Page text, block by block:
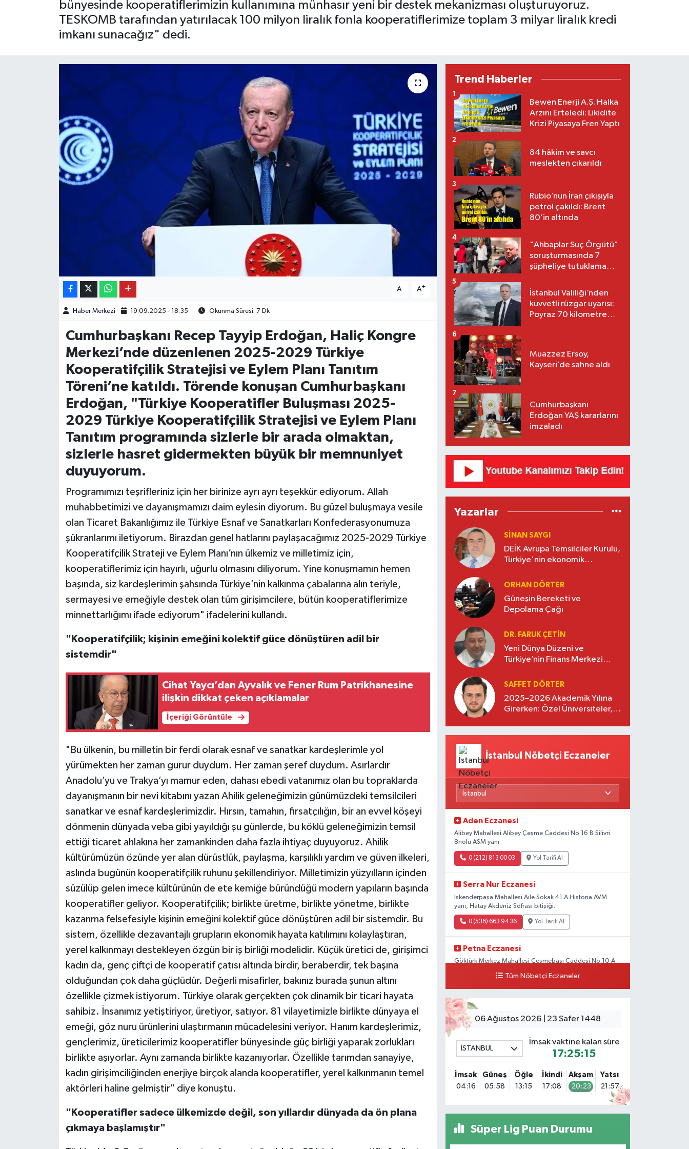
bünyesinde kooperatiflerimizin kullanımına münhasır yeni bir destek mekanizması oluşturuyoruz.
TESKOMB tarafından yatırılacak 100 milyon liralık fonla kooperatiflerimize toplam 3 milyar liralık kredi
imkanı sunacağız" dedi.
A- A+
Haber Merkezi 19.09.2025 - 18:35 Okunma Süresi: 7 Dk
Cumhurbaşkanı Recep Tayyip Erdoğan, Haliç Kongre
Merkezi’nde düzenlenen 2025-2029 Türkiye
Kooperatifçilik Stratejisi ve Eylem Planı Tanıtım
Töreni’ne katıldı. Törende konuşan Cumhurbaşkanı
Erdoğan, "Türkiye Kooperatifler Buluşması 2025-
2029 Türkiye Kooperatifçilik Stratejisi ve Eylem Planı
Tanıtım programında sizlerle bir arada olmaktan,
sizlerle hasret gidermekten büyük bir memnuniyet
duyuyorum.
Programımızı teşrifleriniz için her birinize ayrı ayrı teşekkür ediyorum. Allah
muhabbetimizi ve dayanışmamızı daim eylesin diyorum. Bu güzel buluşmaya vesile
olan Ticaret Bakanlığımız ile Türkiye Esnaf ve Sanatkarları Konfederasyonumuza
şükranlarımı iletiyorum. Birazdan genel hatlarını paylaşacağımız 2025-2029 Türkiye
Kooperatifçilik Strateji ve Eylem Planı’nın ülkemiz ve milletimiz için,
kooperatiflerimiz için hayırlı, uğurlu olmasını diliyorum. Yine konuşmamın hemen
başında, siz kardeşlerimin şahsında Türkiye’nin kalkınma çabalarına alın teriyle,
sermayesi ve emeğiyle destek olan tüm girişimcilere, bütün kooperatiflerimize
minnettarlığımı ifade ediyorum" ifadelerini kullandı.
"Kooperatifçilik; kişinin emeğini kolektif güce dönüştüren adil bir
sistemdir"
Cihat Yaycı’dan Ayvalık ve Fener Rum Patrikhanesine
ilişkin dikkat çeken açıklamalar
İçeriği Görüntüle
"Bu ülkenin, bu milletin bir ferdi olarak esnaf ve sanatkar kardeşlerimle yol
yürümekten her zaman gurur duydum. Her zaman şeref duydum. Asırlardır
Anadolu’yu ve Trakya’yı mamur eden, dahası ebedi vatanımız olan bu topraklarda
dayanışmanın bir nevi kitabını yazan Ahilik geleneğimizin günümüzdeki temsilcileri
sanatkar ve esnaf kardeşlerimizdir. Hırsın, tamahın, fırsatçılığın, bir an evvel köşeyi
dönmenin dünyada veba gibi yayıldığı şu günlerde, bu köklü geleneğimizin temsil
ettiği ticaret ahlakına her zamankinden daha fazla ihtiyaç duyuyoruz. Ahilik
kültürümüzün özünde yer alan dürüstlük, paylaşma, karşılıklı yardım ve güven ilkeleri,
aslında bugünün kooperatifçilik ruhunu şekillendiriyor. Milletimizin yüzyılların içinden
süzülüp gelen imece kültürünün de ete kemiğe büründüğü modern yapıların başında
kooperatifler geliyor. Kooperatifçilik; birlikte üretme, birlikte yönetme, birlikte
kazanma felsefesiyle kişinin emeğini kolektif güce dönüştüren adil bir sistemdir. Bu
sistem, özellikle dezavantajlı grupların ekonomik hayata katılımını kolaylaştıran,
yerel kalkınmayı destekleyen özgün bir iş birliği modelidir. Küçük üretici de, girişimci
kadın da, genç çiftçi de kooperatif çatısı altında birdir, beraberdir, tek başına
olduğundan çok daha güçlüdür. Değerli misafirler, bakınız burada şunun altını
özellikle çizmek istiyorum. Türkiye olarak gerçekten çok dinamik bir ticari hayata
sahibiz. İnsanımız yetiştiriyor, üretiyor, satıyor. 81 vilayetimizle birlikte dünyaya el
emeği, göz nuru ürünlerini ulaştırmanın mücadelesini veriyor. Hanım kardeşlerimiz,
gençlerimiz, üreticilerimiz kooperatifler bünyesinde güç birliği yaparak zorlukları
birlikte aşıyorlar. Aynı zamanda birlikte kazanıyorlar. Özellikle tarımdan sanayiye,
kadın girişimciliğinden enerjiye birçok alanda kooperatifler, yerel kalkınmanın temel
aktörleri haline gelmiştir" diye konuştu.
"Kooperatifler sadece ülkemizde değil, son yıllardır dünyada da ön plana
çıkmaya başlamıştır"
Trend Haberler
Bewen Enerji A.Ş. Halka
Arzını Erteledi: Likidite
Krizi Piyasaya Fren Yaptı
1
84 hâkim ve savcı
meslekten çıkarıldı
2
Rubio’nun İran çıkışıyla
petrol çakıldı: Brent
80’in altında
3
"Ahbaplar Suç Örgütü"
soruşturmasında 7
şüpheliye tutuklama
4
İstanbul Valiliği’nden
kuvvetli rüzgar uyarısı:
Poyraz 70 kilometre
5
Muazzez Ersoy,
Kayseri’de sahne aldı
6
Cumhurbaşkanı
Erdoğan YAŞ kararlarını
imzaladı
7
Yazarlar
SINAN SAYGI
DEİK Avrupa Temsilciler Kurulu,
Türkiye'nin ekonomik
oluşturuyor
ORHAN DÖRTER
Güneşin Bereketi ve
Depolama Çağı
DR. FARUK ÇETİN
Yeni Dünya Düzeni ve
Türkiye’nin Finans Merkezi
SAFFET DÖRTER
2025–2026 Akademik Yılına
Girerken: Özel Üniversiteler,
İstanbul Nöbetçi Eczaneler
Aden Eczanesi
Alibey Mahallesi Alibey Çeşme Caddesi No:16 B Silivri
8nolu ASM yanı
0 (212) 813 00 03 Yol Tarifi Al
Serra Nur Eczanesi
İskenderpaşa Mahallesi Aile Sokak 41 A Historia AVM
yanı, Hatay Akdeniz Sofrası bitişiği.
0 (536) 663 94 36 Yol Tarifi Al
Petna Eczanesi
Göktürk Merkez Mahallesi Çeşmebaşı Caddesi No:10 A
0 (212) 360 18 23 Yol Tarifi Al
Sacide Eczanesi
Karlıktepe Mahallesi Soğanlık Caddesi No:34 A
Bulvar Eczanesi
Ahmet Yesevi Mahallesi Abbas Medeni Sokak 17 A Çiftlik
köprüsünü geçtikten sonra Harman Mobilya arkası,
Tulumba mevki, ECZANELER BÖLGESİ (GÜNEŞ, BULVAR,
0 (216) 208 59 51 Yol Tarifi Al
Tüm Nöbetçi Eczaneler
06 Ağustos 2026 | 23 Safer 1448
İSTANBUL
İmsak vaktine kalan süre
17:25:14
İmsak
04:16
Güneş
05:58
Öğle
13:15
İkindi
17:08
Akşam
20:23
Yatsı
21:57
Süper Lig Puan Durumu
OTO DETAY
FİNANS